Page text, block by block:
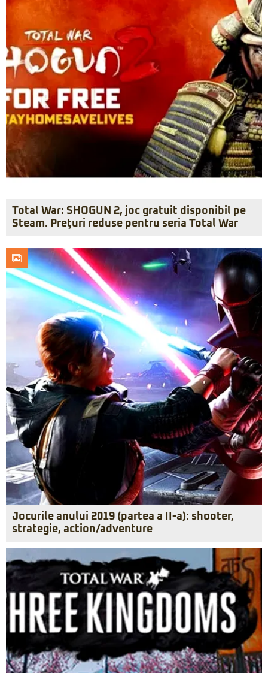
Total War: SHOGUN 2, joc gratuit disponibil pe
Steam. Preţuri reduse pentru seria Total War
Jocurile anului 2019 (partea a II-a): shooter,
strategie, action/adventure